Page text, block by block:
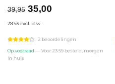
39,95 Oorspronkelijke
was:
€39,95.
35,00Huidige
€35,00.
28.93 excl. btw
2 beoordelingen
Op voorraad — Voor 23:59 besteld, morgen
in huis